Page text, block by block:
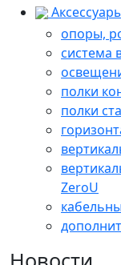
опоры,
cистема
полки
полки
ZeroU